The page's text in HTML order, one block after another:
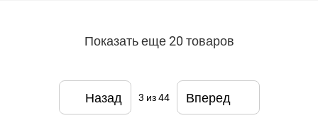
Показать еще 20 товаров
Назад 3 из 44 Вперед